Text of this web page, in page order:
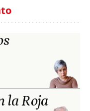
la Roja